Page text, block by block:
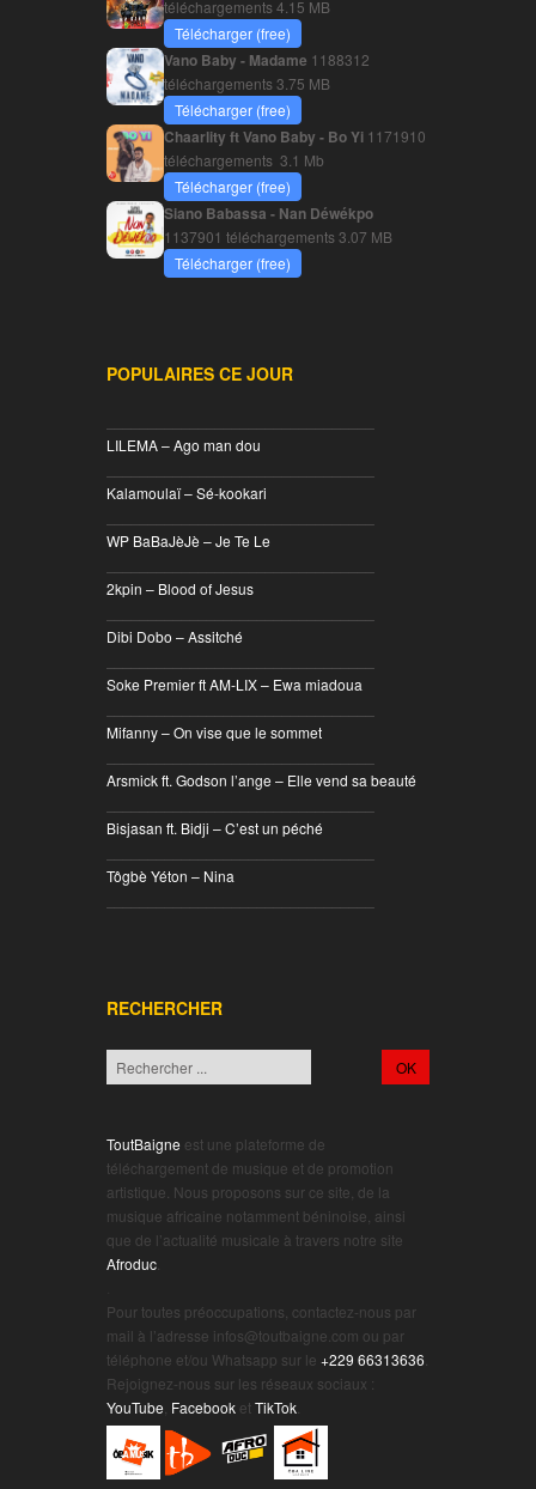
téléchargements4.15 MB
Télécharger (free)
Vano Baby - Madame 1188312
téléchargements3.75 MB
Télécharger (free)
Chaarlity ft Vano Baby - Bo Yi 1171910
téléchargements 3.1 Mb
Télécharger (free)
Siano Babassa - Nan Déwékpo
1137901 téléchargements3.07 MB
Télécharger (free)
POPULAIRES CE JOUR
LILEMA – Ago man dou
Kalamoulaï – Sé-kookari
WP BaBaJèJè – Je Te Le
2kpin – Blood of Jesus
Dibi Dobo – Assitché
Soke Premier ft AM-LIX – Ewa miadoua
Mifanny – On vise que le sommet
Arsmick ft. Godson l’ange – Elle vend sa beauté
Bisjasan ft. Bidji – C’est un péché
Tôgbè Yéton – Nina
RECHERCHER
ToutBaigne est une plateforme de
téléchargement de musique et de promotion
artistique. Nous proposons sur ce site, de la
musique africaine notamment béninoise, ainsi
que de l’actualité musicale à travers notre site
Afroduc
Pour toutes préoccupations, contactez-nous par
mail à l’adresse infos@toutbaigne.com ou par
téléphone et/ou Whatsapp sur le +229 66313636
Rejoignez-nous sur les réseaux sociaux :
YouTube Facebook etTikTok